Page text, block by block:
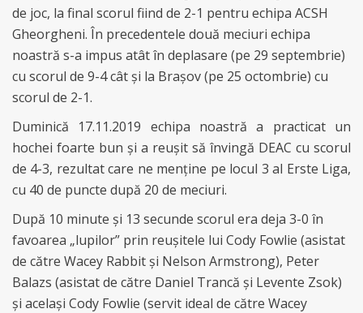
de joc, la final scorul fiind de 2-1 pentru echipa ACSH
Gheorgheni. În precedentele două meciuri echipa
noastră s-a impus atât în deplasare (pe 29 septembrie)
cu scorul de 9-4 cât și la Brașov (pe 25 octombrie) cu
scorul de 2-1.
Duminică 17.11.2019 echipa noastră a practicat un
hochei foarte bun și a reușit să învingă DEAC cu scorul
de 4-3, rezultat care ne menține pe locul 3 al Erste Liga,
cu 40 de puncte după 20 de meciuri.
După 10 minute și 13 secunde scorul era deja 3-0 în
favoarea „lupilor” prin reușitele lui Cody Fowlie (asistat
de către Wacey Rabbit și Nelson Armstrong), Peter
Balazs (asistat de către Daniel Trancă și Levente Zsok)
și același Cody Fowlie (servit ideal de către Wacey